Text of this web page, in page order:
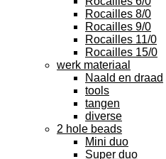
Rocailles 8/0
Rocailles 9/0
Rocailles 11/0
Rocailles 15/0
werk materiaal
Naald en draad
tools
tangen
diverse
2 hole beads
Mini duo
Super duo